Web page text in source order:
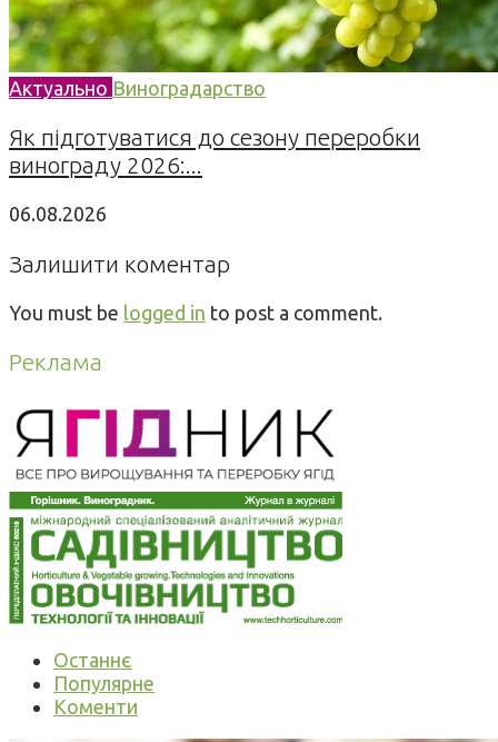
Актуально Виноградарство
Як підготуватися до сезону переробки
винограду 2026:...
06.08.2026
Залишити коментар
You must be logged in to post a comment.
Реклама
Останнє
Популярне
Коменти